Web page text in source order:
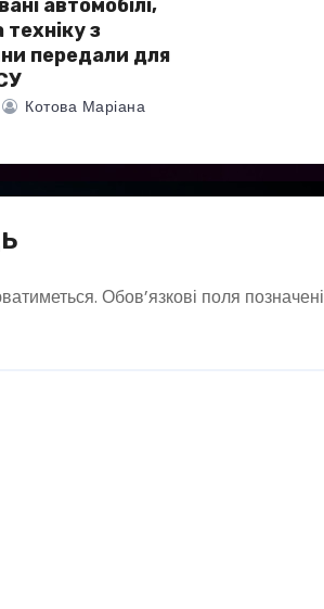
автомобілі,
з
передали для
Котова Маріана
Обов’язкові поля позначені